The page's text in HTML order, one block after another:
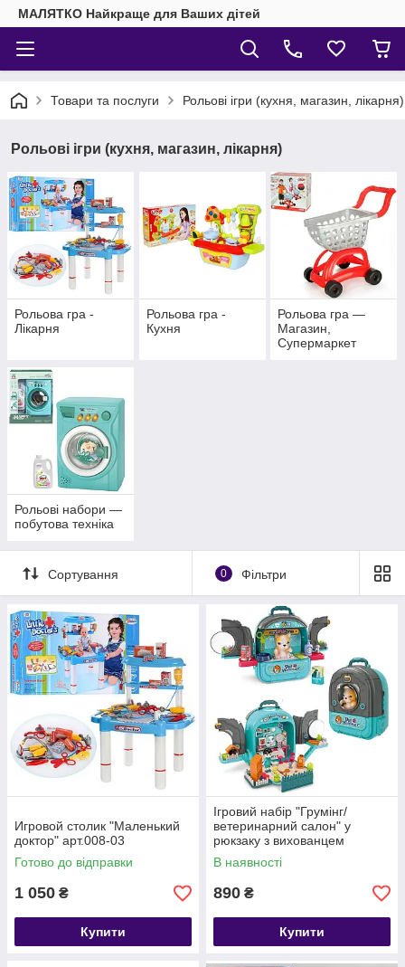
МАЛЯТКО Найкраще для Ваших дітей
Товари та послуги Рольові ігри (кухня, магазин, лікарня)
Рольові ігри (кухня, магазин, лікарня)
Рольова гра -
Лікарня
Рольова гра -
Кухня
Рольова гра —
Магазин,
Супермаркет
Рольові набори —
побутова техніка
Сортування 0 Фільтри
Игровой столик "Маленький
доктор" арт.008-03
Готово до відправки
1 050 ₴
Купити
Ігровий набір "Грумінг/
ветеринарний салон" у
рюкзаку з вихованцем
(собачка) арт. 008-998-1
В наявності
890 ₴
Купити